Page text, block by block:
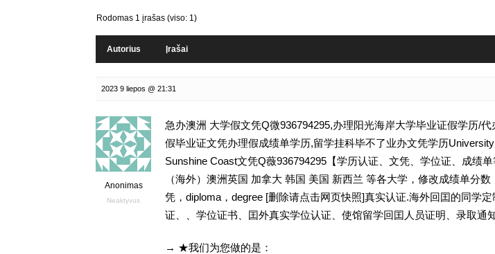
Rodomas 1 įrašas (viso: 1)
Autorius Įrašai
2023 9 liepos @ 21:31
Anonimas
Neaktyvus
急办澳洲 大学假文凭Q微936794295,办理阳光海岸大学毕业证假学历/
假毕业证文凭办理假成绩单学历,留学挂科毕不了业办文凭学历
Sunshine Coast文凭Q薇936794295【学历认证、文凭、学位证、成绩
（海外）澳洲英国 加拿大 韩国 美国 新西兰 等各大学，修改成绩单分数
凭，diploma，degree [删除请点击网页快照]真实认证.海外回囯的同学定
证、、学位证书、囯外真实学位认证、使馆留学回囯人员证明、录取通
→ ★我们为您做的是：